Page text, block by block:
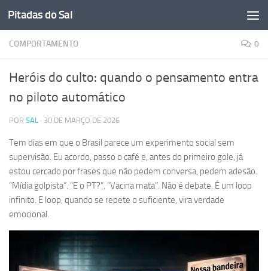
Skip to content
Pitadas do Sal
COMPORTAMENTO 0
Heróis do culto: quando o pensamento entra
no piloto automático
POR SAL · 30 DE MARÇO DE 2026
Tem dias em que o Brasil parece um experimento social sem
supervisão. Eu acordo, passo o café e, antes do primeiro gole, já
estou cercado por frases que não pedem conversa, pedem adesão.
“Mídia golpista”. “E o PT?”. “Vacina mata”. Não é debate. É um loop
infinito. E loop, quando se repete o suficiente, vira verdade
emocional.